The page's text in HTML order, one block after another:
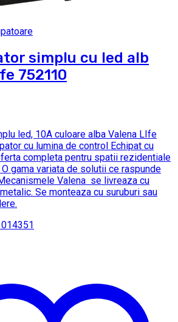
simplu cu led alb
752110
led, 10A culoare alba Valena LIfe
cu lumina de control Echipat cu
completa pentru spatii rezidentiale
gama variata de solutii ce raspunde
Valena se livreaza cu
Se monteaza cu suruburi sau